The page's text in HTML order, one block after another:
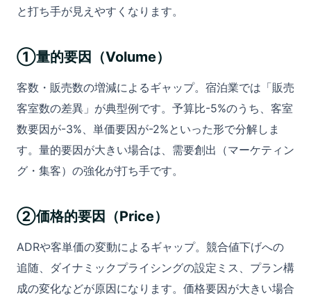
と打ち手が見えやすくなります。
①量的要因（Volume）
客数・販売数の増減によるギャップ。宿泊業では「販売
客室数の差異」が典型例です。予算比-5%のうち、客室
数要因が-3%、単価要因が-2%といった形で分解しま
す。量的要因が大きい場合は、需要創出（マーケティン
グ・集客）の強化が打ち手です。
②価格的要因（Price）
ADRや客単価の変動によるギャップ。競合値下げへの
追随、ダイナミックプライシングの設定ミス、プラン構
成の変化などが原因になります。価格要因が大きい場合